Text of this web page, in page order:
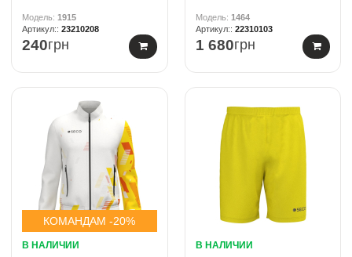
1915
23210208
240грн
1464
22310103
1 680грн
КОМАНДАМ -20%
В НАЛИЧИИ В НАЛИЧИИ